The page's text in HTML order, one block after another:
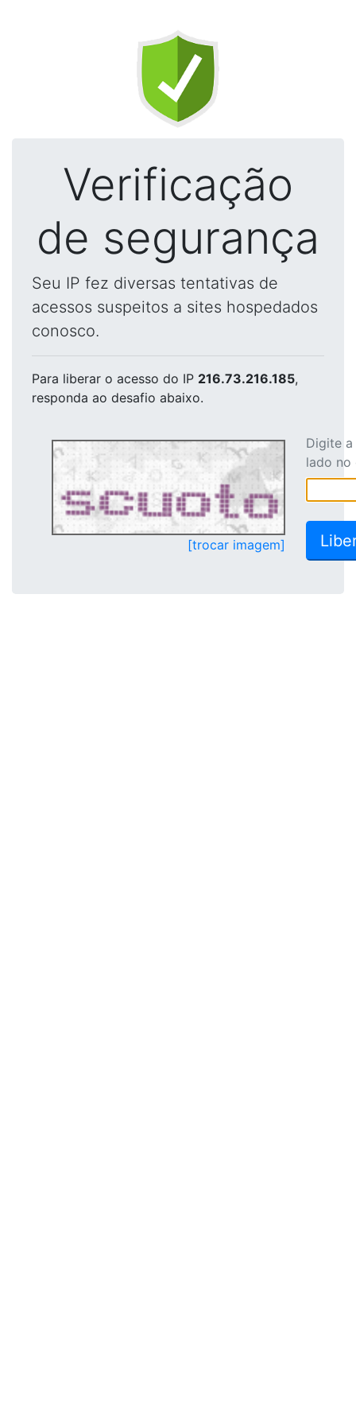
Verificação
de segurança
Seu IP fez diversas tentativas de
acessos suspeitos a sites hospedados
conosco.
Para liberar o acesso do IP 216.73.216.185,
responda ao desafio abaixo.
[trocar imagem]
Digite
lado no